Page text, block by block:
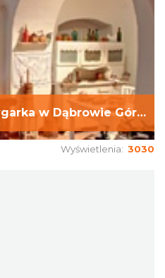
Muzeum Miejskie Sztygarka w Dąbrowie Górniczej
Wyświetlenia: 3030